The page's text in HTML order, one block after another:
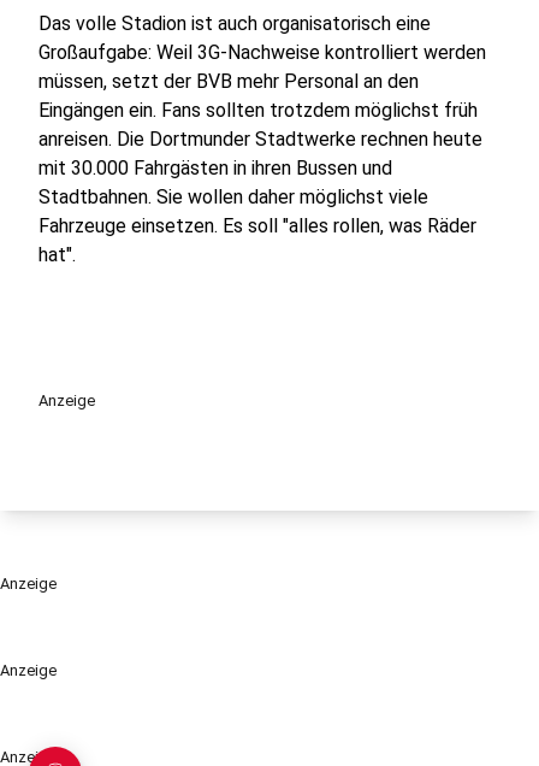
Anzeige
Anzeige
Das volle Stadion ist auch organisatorisch eine
Großaufgabe: Weil 3G-Nachweise kontrolliert werden
müssen, setzt der BVB mehr Personal an den
Eingängen ein. Fans sollten trotzdem möglichst früh
anreisen. Die Dortmunder Stadtwerke rechnen heute
mit 30.000 Fahrgästen in ihren Bussen und
Stadtbahnen. Sie wollen daher möglichst viele
Fahrzeuge einsetzen. Es soll "alles rollen, was Räder
hat".
Anzeige
Anzeige